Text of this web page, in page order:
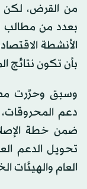
من القرض، لكن
بعدد من مطالب
الأنشطة
بأن تكون نتائج
وسبق وحرَّرت
دعم
ضمن خطة
تحويل الدعم
العام والهيئات